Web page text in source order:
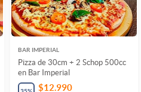
BAR IMPERIAL
Pizza de 30cm + 2 Schop 500cc
en Bar Imperial
$12.990